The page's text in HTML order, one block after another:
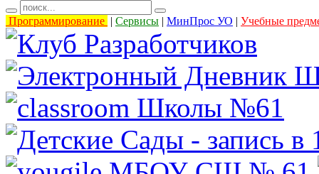
Программирование | Сервисы | МинПрос УО | Учебные